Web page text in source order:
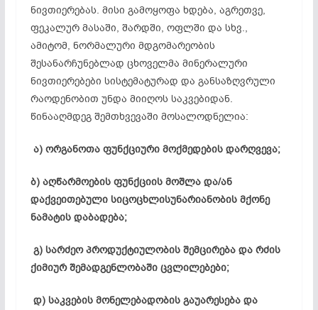
ნივთიერებას. მისი გამოყოფა ხდება, აგრეთვე,
ფეკალურ მასაში, შარდში, ოფლში და სხვ.,
ამიტომ, ნორმალური მდგომარეობის
შესანარჩუნებლად ცხოველმა მინერალური
ნივთიერებები სისტემატურად და განსაზღვრული
რაოდენობით უნდა მიიღოს საკვებიდან.
წინააღმდეგ შემთხვევაში მოსალოდნელია:
ა) ორგანოთა ფუნქციური მოქმედების დარღვევა;
ბ) აღწარმოების ფუნქციის მოშლა და/ან
დაქვეითებული სიცოცხლისუნარიანობის მქონე
ნამატის დაბადება;
გ) სარძეო პროდუქტიულობის შემცირება და რძის
ქიმიურ შემადგენლობაში ცვლილებები;
დ) საკვების მონელებადობის გაუარესება და